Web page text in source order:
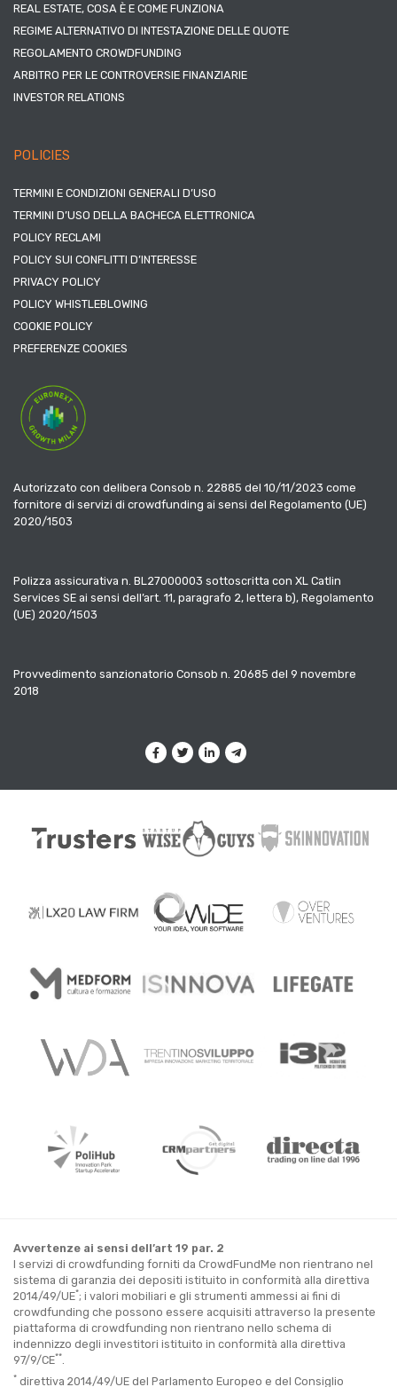
REAL ESTATE, COSA È E COME FUNZIONA
REGIME ALTERNATIVO DI INTESTAZIONE DELLE QUOTE
REGOLAMENTO CROWDFUNDING
ARBITRO PER LE CONTROVERSIE FINANZIARIE
INVESTOR RELATIONS
POLICIES
TERMINI E CONDIZIONI GENERALI D’USO
TERMINI D’USO DELLA BACHECA ELETTRONICA
POLICY RECLAMI
POLICY SUI CONFLITTI D’INTERESSE
PRIVACY POLICY
POLICY WHISTLEBLOWING
COOKIE POLICY
PREFERENZE COOKIES
Autorizzato con delibera Consob n. 22885 del 10/11/2023 come
fornitore di servizi di crowdfunding ai sensi del Regolamento (UE)
2020/1503
Polizza assicurativa n. BL27000003 sottoscritta con XL Catlin
Services SE ai sensi dell’art. 11, paragrafo 2, lettera b), Regolamento
(UE) 2020/1503
Provvedimento sanzionatorio Consob n. 20685 del 9 novembre
2018
Avvertenze ai sensi dell’art 19 par. 2
I servizi di crowdfunding forniti da CrowdFundMe non rientrano nel
sistema di garanzia dei depositi istituito in conformità alla direttiva
2014/49/UE*; i valori mobiliari e gli strumenti ammessi ai fini di
crowdfunding che possono essere acquisiti attraverso la presente
piattaforma di crowdfunding non rientrano nello schema di
indennizzo degli investitori istituito in conformità alla direttiva
97/9/CE**
* direttiva 2014/49/UE del Parlamento Europeo e del Consiglio